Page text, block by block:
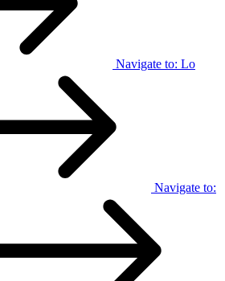
Navigate to: Lo
Navigate to: